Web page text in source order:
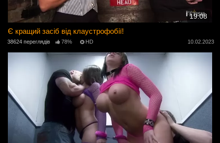
19:08
Є кращий засіб від клаустрофобії!
38624 переглядів 78% HD 10.02.2023